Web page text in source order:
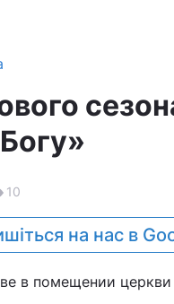
10
на нас в
в помещении